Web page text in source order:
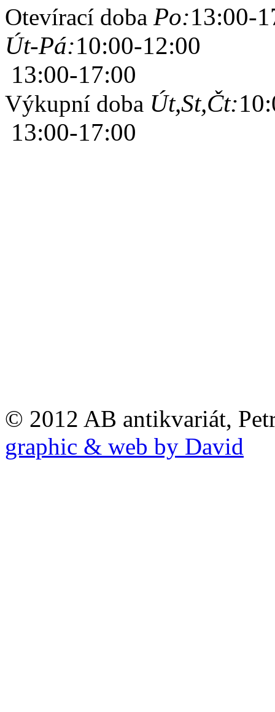
Otevírací doba Po:13:00-
Út-Pá:10:00-12:00
13:00-17:00
Výkupní doba Út,St,Čt:
13:00-17:00
© 2012 AB antikvariát,
graphic & web by David